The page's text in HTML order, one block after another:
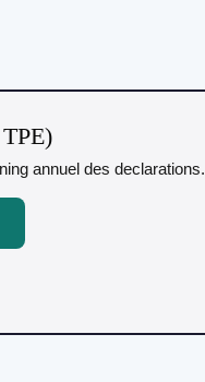
annuel des declarations.